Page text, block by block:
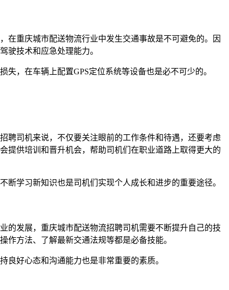
在重庆城市配送物流行业中发生交通事故是不可避免的。因
驶技术和应急处理能力。
失，在车辆上配置GPS定位系统等设备也是必不可少的。
聘司机来说，不仅要关注眼前的工作条件和待遇，还要考虑
提供培训和晋升机会，帮助司机们在职业道路上取得更大的
断学习新知识也是司机们实现个人成长和进步的重要途径。
的发展，重庆城市配送物流招聘司机需要不断提升自己的技
作方法、了解最新交通法规等都是必备技能。
良好心态和沟通能力也是非常重要的素质。